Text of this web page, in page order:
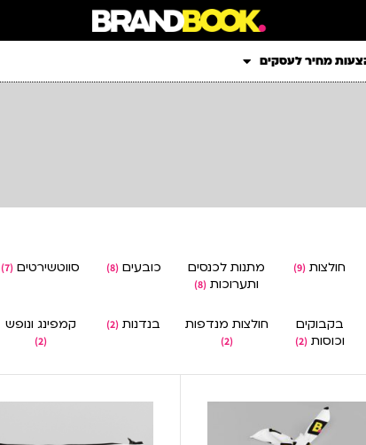
מחיר לעסקים
חולצות (9)
מתנות לכנסים
ותערוכות (8)
כובעים(8) סווטשירטים (7)
בקבוקים
וכוסות(2)
חולצות מנדפות
(2)
בנדנות (2) קמפינג ונופש
(2)